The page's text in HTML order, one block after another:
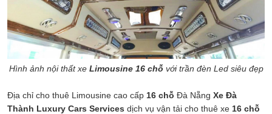
Hình ảnh nội thất xe Limousine 16 chỗ với trần đèn Led siêu đẹp
Địa chỉ cho thuê Limousine cao cấp 16 chỗ Đà Nẵng Xe Đà
Thành Luxury Cars Services dịch vụ vận tải cho thuê xe 16 chỗ